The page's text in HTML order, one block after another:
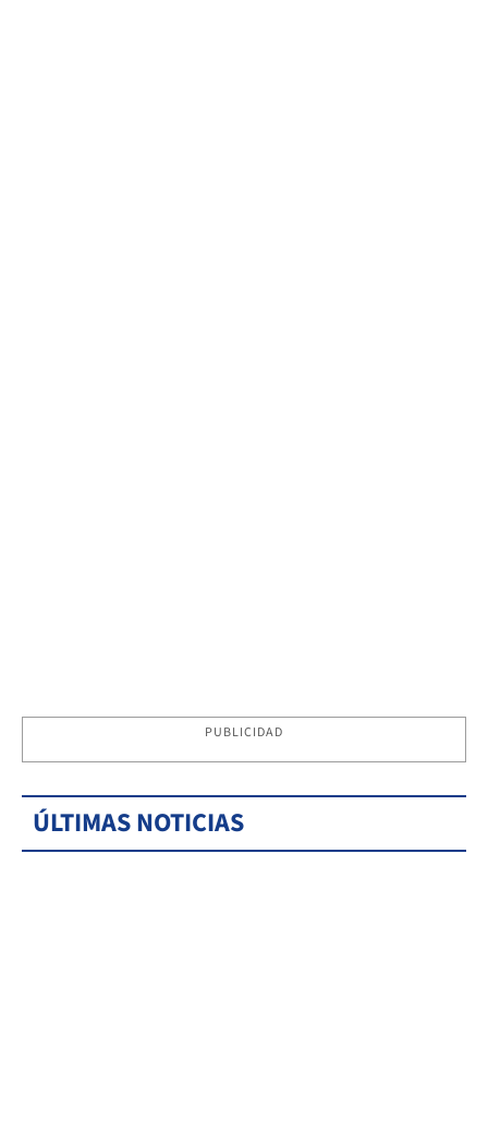
PUBLICIDAD
ÚLTIMAS NOTICIAS